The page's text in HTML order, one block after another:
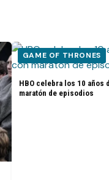
GAME OF THRONES
HBO celebra los 10 años
maratón de episodios